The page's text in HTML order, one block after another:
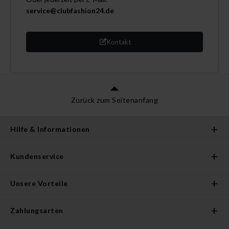
service@clubfashion24.de
Kontakt
Zurück zum Seitenanfang
Hilfe & Informationen
Kundenservice
Unsere Vorteile
Zahlungsarten